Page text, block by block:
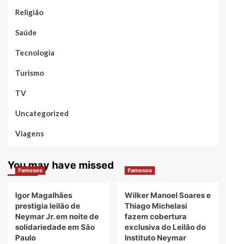
Religião
Saúde
Tecnologia
Turismo
TV
Uncategorized
Viagens
You may have missed
Famosos
Igor Magalhães
prestigia leilão de
Neymar Jr. em noite de
solidariedade em São
Paulo
Famosos
Wilker Manoel Soares e
Thiago Michelasi
fazem cobertura
exclusiva do Leilão do
Instituto Neymar